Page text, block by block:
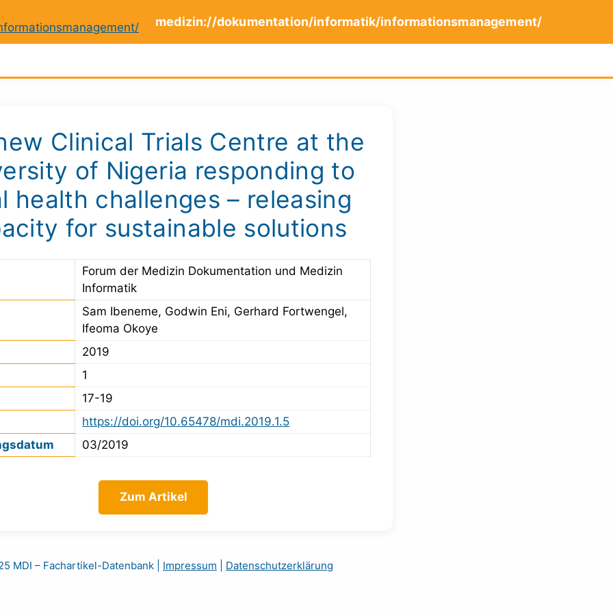
medizin://dokumentation/informatik/informationsmanagement/
Clinical Trials Centre at the
of Nigeria responding to
health challenges – releasing
for sustainable solutions
Forum der Medizin Dokumentation und Medizin
Informatik
Sam Ibeneme, Godwin Eni, Gerhard Fortwengel,
Ifeoma Okoye
2019
1
17-19
https://doi.org/10.65478/mdi.2019.1.5
03/2019
Zum Artikel
MDI – Fachartikel-Datenbank Impressum Datenschutzerklärung